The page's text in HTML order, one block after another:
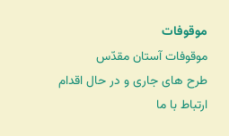
موقوفات
موقوفات آستان مقدّس
طرح های جاری و در حال اقدام
ارتباط با ما